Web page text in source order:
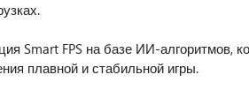
Smart FPS на базе ИИ-алгоритмов,
плавной и стабильной игры.